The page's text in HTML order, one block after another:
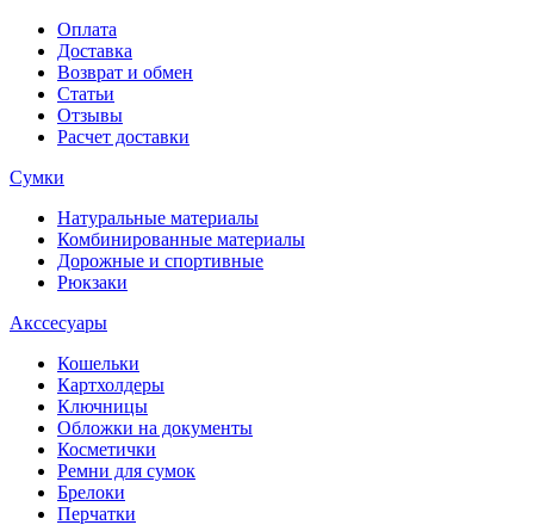
Оплата
Доставка
Возврат и обмен
Статьи
Отзывы
Расчет доставки
Сумки
Натуральные материалы
Комбинированные материалы
Дорожные и спортивные
Рюкзаки
Акссесуары
Кошельки
Картхолдеры
Ключницы
Обложки на документы
Косметички
Ремни для сумок
Брелоки
Перчатки